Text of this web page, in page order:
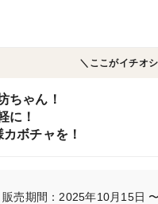
＼ここがイチオ
ちゃん！
に！
ボチャを！
販売期間：2025年10月15日